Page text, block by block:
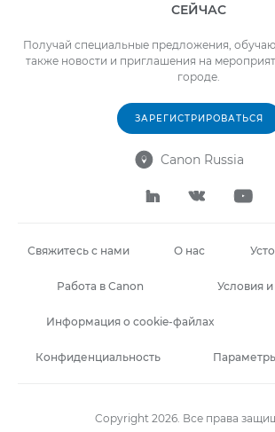
СЕЙЧАС
Получай специальные предложения,
также новости и приглашения на
городе.
ЗАРЕГИСТРИРОВАТЬСЯ
 Canon Russia
  
Свяжитесь с нами О нас
Работа в Canon Условия
Информация о cookie-файлах
Конфиденциальность
Copyright 2026. Все права